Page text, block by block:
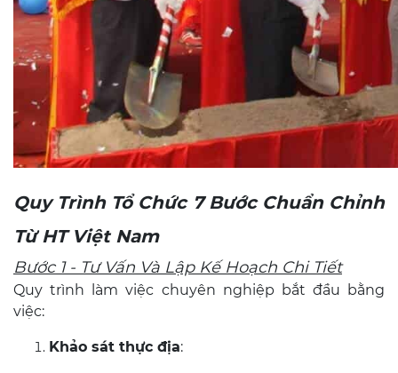
Quy Trình Tổ Chức 7 Bước Chuẩn Chỉnh
Từ HT Việt Nam
Bước 1 - Tư Vấn Và Lập Kế Hoạch Chi Tiết
Quy trình làm việc chuyên nghiệp bắt đầu bằng
việc:
Khảo sát thực địa: